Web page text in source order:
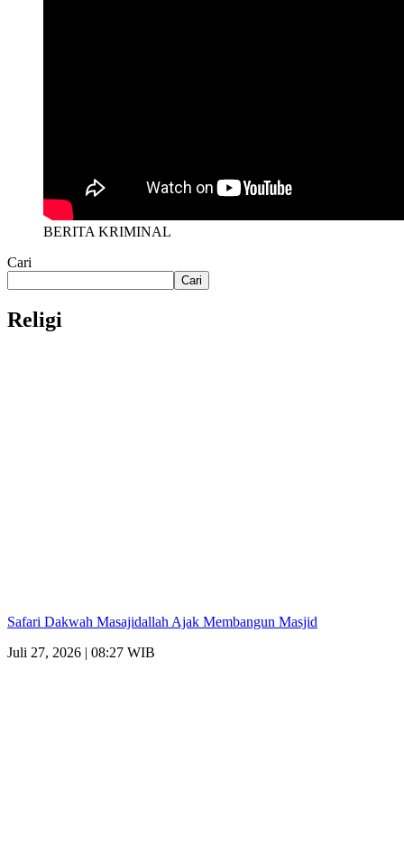
BERITA KRIMINAL
Cari
Cari
Religi
Safari Dakwah Masajidallah Ajak Membangun Masjid
Juli 27, 2026 | 08:27 WIB